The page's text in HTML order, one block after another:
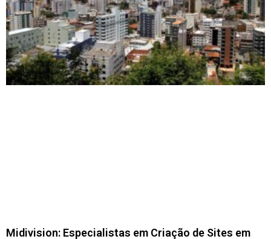
Midivision: Especialistas em Criação de Sites em